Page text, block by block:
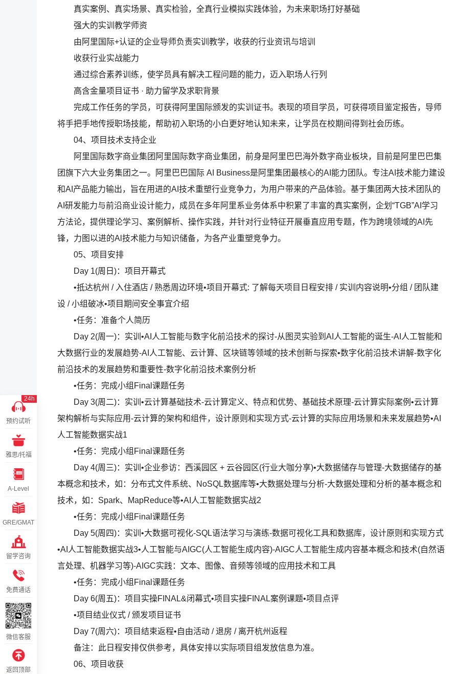
真实案例、真实场景、真实检验，全真行业模拟实践体验，为未来职场打好基础
强大的实训教学师资
由阿里国际+认证的企业导师负责实训教学，收获的行业资讯与培训
收获行业实战能力
通过综合素养训练，使学员具有解决工程问题的能力，迈入职场人行列
高含金量项目证书 · 助力留学及求职背景
完成工作任务的学员，可获得阿里国际颁发的实训证书。表现的项目学员，可获得项目鉴定报告，导师
将手把手地传授职场技能，帮助初入职场的小白更好地认知未来，让学员在校期间得到社会历练。
04、项目技术支持企业
阿里国际数字商业集团阿⾥国际数字商业集团，前身是阿⾥巴巴海外数字商业板块，⽬前是阿⾥巴巴集
团旗下六⼤业务集团之⼀。阿里巴巴国际 AI Business是阿里集团最核心的AI能力团队。专注AI技术能力建设
和AI产品能力输出，旨在用进的AI技术重塑行业竞争力，为用户带来的产品体验。基于集团两大技术团队的
AI研发能力与前沿商业设计能力，成员在多年阿里系业务体系中积累了丰富的真实案例，企划“TGB”AI学习
方法论，提供理论学习、案例解析、操作实践，并针对行业特征开展垂直应用专题，作为跨境领域的AI先
锋，力图以进的Al技术能力与知识储备，为各产业重塑竞争力。
05、项目安排
Day 1(周日)：项目开幕式
•抵达杭州 / 入住酒店 / 熟悉周边环境•项目开幕式: 了解每天项目日程安排 / 实训内容说明•分组 / 团队建
设 / 小组破冰•项目期间安全事宜介绍
•任务：准备个人简历
Day 2(周一)：实训•AI人工智能与数字化前沿技术的探讨-从图灵实验到AI人工智能的诞生-AI人工智能和
大数据行业的发展趋势-AI人工智能、云计算、区块链等领域的技术创新与探索•数字化前沿技术讲解-数字化
前沿技术的发展趋势和重要性-数字化前沿技术案例分析
•任务：完成小组Final课题任务
Day 3(周二)：实训•云计算基础技术-云计算定义、特点和优势、基础技术原理-云计算实际案例•云计算
架构解析与实际应用-云计算的架构和组件，设计原则和实现方式-云计算的实际应用场景和未来发展趋势•AI
人工智能数据实战1
•任务：完成小组Final课题任务
Day 4(周三)：实训•企业参访：西溪园区 + 云谷园区(行业大咖分享)•大数据储存与管理-大数据储存的基
本概念和技术，如：分布式文件系统、NoSQL数据库等•大数据处理与分析-大数据处理和分析的基本概念和
技术，如：Spark、MapReduce等•AI人工智能数据实战2
•任务：完成小组Final课题任务
Day 5(周四)：实训•大数据可视化-SQL语法学习与演练-数据可视化工具和数据库，设计原则和实现方式
•AI人工智能数据实战3•人工智能与AIGC(人工智能生成内容)-AIGC人工智能生成内容基本概念和技术(自然语
言处理、机器学习等)-AIGC实践：文本、图像、音频等领域的应用技术和工具
•任务：完成小组Final课题任务
Day 6(周五)：项目实操FINAL&闭幕式•项目实操FINAL案例课题•项目点评
•项目结业仪式 / 颁发项目证书
Day 7(周六)：项目结束返程•自由活动 / 退房 / 离开杭州返程
备注：此日程安排仅供参考，具体安排以实际项目组发放信息为准。
06、项目收获
24h
预约试听
雅思/托福
A-Level
GRE/GMAT
留学咨询
免费通话
微信客服
返回顶部